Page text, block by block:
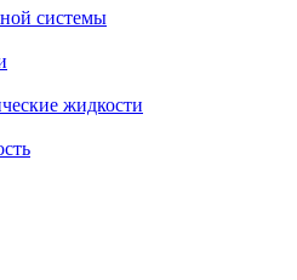
системы
жидкости